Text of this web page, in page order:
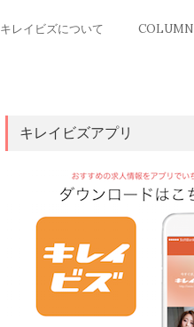
キレイビズについて COLUMN
キレイビズアプリ